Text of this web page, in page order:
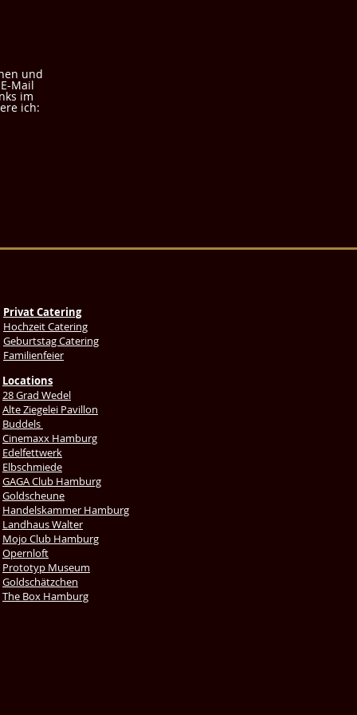
und
Mail
im
ich:
Privat Catering
Hochzeit Catering
Geburtstag Catering
Familienfeier
Locations
28 Grad Wedel
Alte Ziegelei Pavillon
Buddels
Cinemaxx Hamburg
Edelfettwerk
Elbschmiede
GAGA Club Hamburg
Goldscheune
Handelskammer Hamburg
Landhaus Walter
Mojo Club Hamburg
Opernloft
Prototyp Museum
Goldschätzchen
The Box Hamburg